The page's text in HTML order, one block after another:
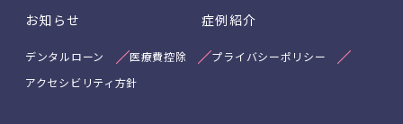
お知らせ 症例紹介
デンタルローン 医療費控除
プライバシーポリシー
アクセシビリティ方針